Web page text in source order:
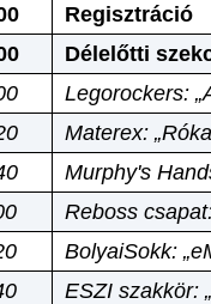
Regisztráció
Délelőtti
Legorockers:
Materex:
Murphy's
Reboss
BolyaiSokk:
ESZI szakkör: